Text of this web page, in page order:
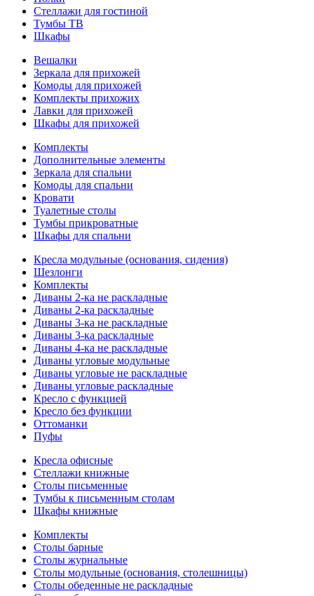
Стеллажи для гостиной
Тумбы ТВ
Шкафы
Вешалки
Зеркала для прихожей
Комоды для прихожей
Комплекты прихожих
Лавки для прихожей
Шкафы для прихожей
Комплекты
Дополнительные элементы
Зеркала для спальни
Комоды для спальни
Кровати
Туалетные столы
Тумбы прикроватные
Шкафы для спальни
Кресла модульные (основания, сидения)
Шезлонги
Комплекты
Диваны 2-ка не раскладные
Диваны 2-ка раскладные
Диваны 3-ка не раскладные
Диваны 3-ка раскладные
Диваны 4-ка не раскладные
Диваны угловые модульные
Диваны угловые не раскладные
Диваны угловые раскладные
Кресло с функцией
Кресло без функции
Оттоманки
Пуфы
Кресла офисные
Стеллажи книжные
Столы письменные
Тумбы к письменным столам
Шкафы книжные
Комплекты
Столы барные
Столы журнальные
Столы модульные (основания, столешницы)
Столы обеденные не раскладные